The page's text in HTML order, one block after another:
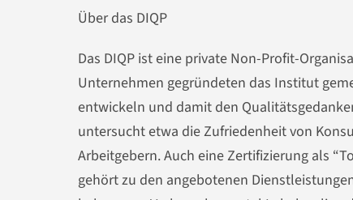
Über das DIQP
Das DIQP ist eine private Non-Profit-
Unternehmen gegründeten das Institut
entwickeln und damit den
untersucht etwa die Zufriedenheit von
Arbeitgebern. Auch eine Zertifizierung als
gehört zu den angebotenen